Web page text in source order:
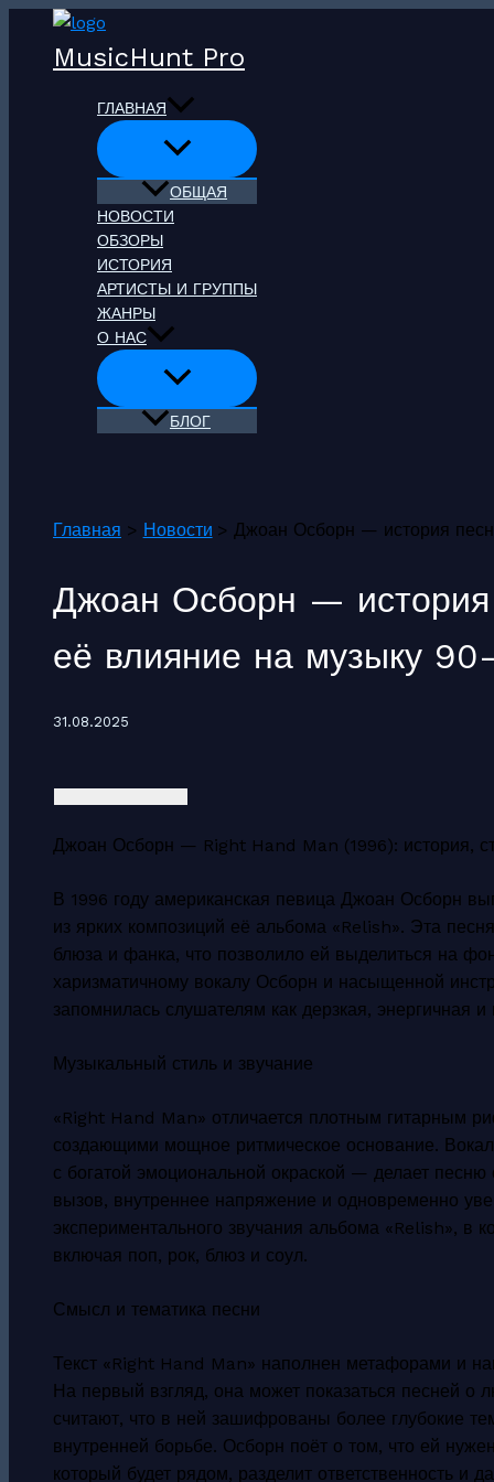
Перейти
содержимому
MusicHunt Pro
ГЛАВНАЯ
ОБЩАЯ
НОВОСТИ
ОБЗОРЫ
ИСТОРИЯ
АРТИСТЫ И ГРУППЫ
ЖАНРЫ
О НАС
БЛОГ
Главная Новости Джоан Осборн — история
Джоан Осборн —
её влияние на музыку
31.08.2025
Джоан Осборн — Right Hand Man (1996): история,
В 1996 году американская певица Джоан Осборн
из ярких композиций её альбома «Relish». Эта
блюза и фанка, что позволило ей выделиться на
харизматичному вокалу Осборн и насыщенной
запомнилась слушателям как дерзкая, энергичная
Музыкальный стиль и звучание
«Right Hand Man» отличается плотным гитарным
создающими мощное ритмическое основание.
с богатой эмоциональной окраской — делает песню
вызов, внутреннее напряжение и одновременно
экспериментального звучания альбома «Relish», в
включая поп, рок, блюз и соул.
Смысл и тематика песни
Текст «Right Hand Man» наполнен метафорами и
На первый взгляд, она может показаться песней о
считают, что в ней зашифрованы более глубокие
внутренней борьбе. Осборн поёт о том, что ей
который будет рядом, разделит ответственность и